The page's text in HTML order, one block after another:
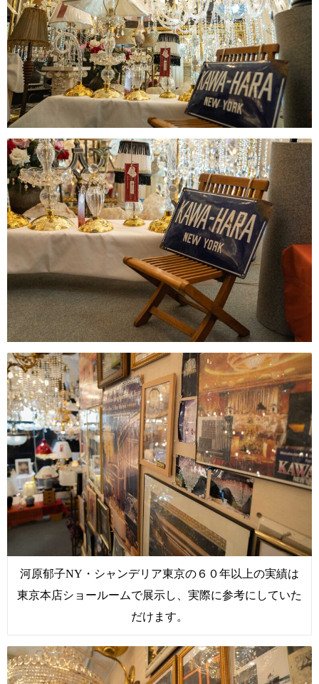
河原郁子NY・シャンデリア東京の６０年以上の実績は
東京本店ショールームで展示し、実際に参考にしていた
だけます。